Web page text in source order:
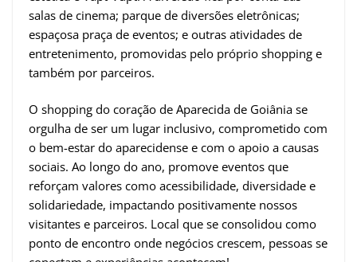
salas de cinema; parque de diversões eletrônicas;
espaçosa praça de eventos; e outras atividades de
entretenimento, promovidas pelo próprio shopping e
também por parceiros.
O shopping do coração de Aparecida de Goiânia se
orgulha de ser um lugar inclusivo, comprometido com
o bem-estar do aparecidense e com o apoio a causas
sociais. Ao longo do ano, promove eventos que
reforçam valores como acessibilidade, diversidade e
solidariedade, impactando positivamente nossos
visitantes e parceiros. Local que se consolidou como
ponto de encontro onde negócios crescem, pessoas se